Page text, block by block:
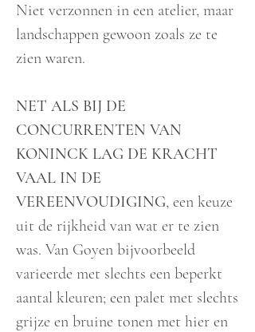
Niet verzonnen in een atelier, maar
landschappen gewoon zoals ze te
zien waren.
NET ALS BIJ DE
CONCURRENTEN VAN
KONINCK LAG DE KRACHT
VAAL IN DE
VEREENVOUDIGING, een keuze
uit de rijkheid van wat er te zien
was. Van Goyen bijvoorbeeld
varieerde met slechts een beperkt
aantal kleuren; een palet met slechts
grijze en bruine tonen met hier en